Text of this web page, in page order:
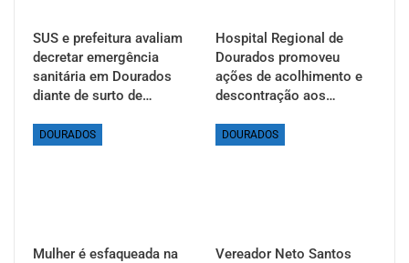
SUS e prefeitura avaliam
decretar emergência
sanitária em Dourados
diante de surto de…
Hospital Regional de
Dourados promoveu
ações de acolhimento e
descontração aos…
DOURADOS
Mulher é esfaqueada na
DOURADOS
Vereador Neto Santos